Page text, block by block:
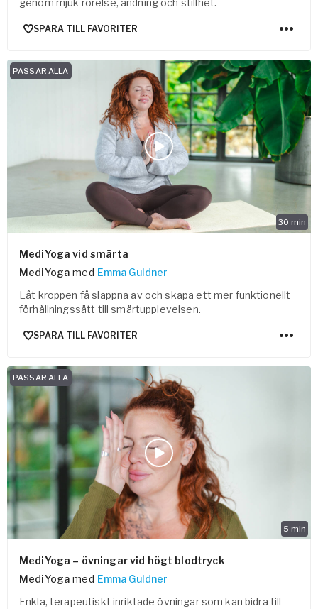
genom mjuk rörelse, andning och stillhet.
SPARA TILL FAVORITER
30 min
PASSAR ALLA
MediYoga vid smärta
MediYoga med Emma Guldner
Låt kroppen få slappna av och skapa ett mer funktionellt
förhållningssätt till smärtupplevelsen.
SPARA TILL FAVORITER
5 min
PASSAR ALLA
MediYoga – övningar vid högt blodtryck
MediYoga med Emma Guldner
Enkla, terapeutiskt inriktade övningar som kan bidra till